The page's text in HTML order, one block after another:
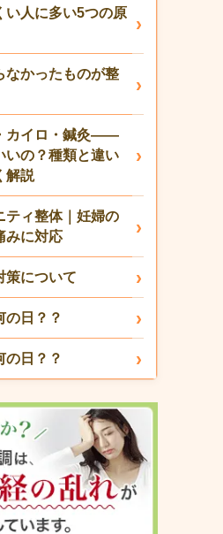
い人に多い5つの原
なかったものが整
カイロ・鍼灸——
いの？種類と違い
解説
ティ整体｜妊婦の
みに対応
策について
の日？？
の日？？